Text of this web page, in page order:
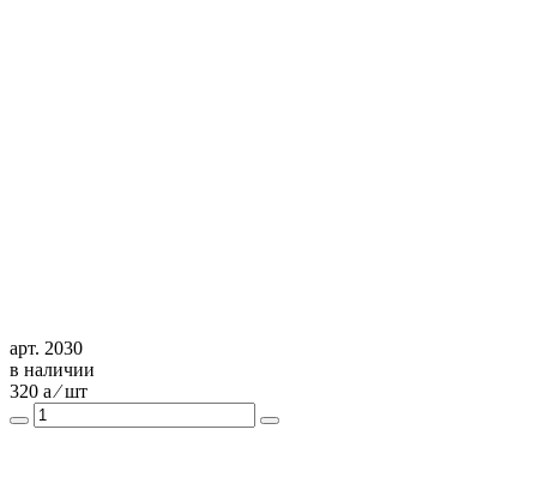
арт. 2030
в наличии
320 a ⁄ шт